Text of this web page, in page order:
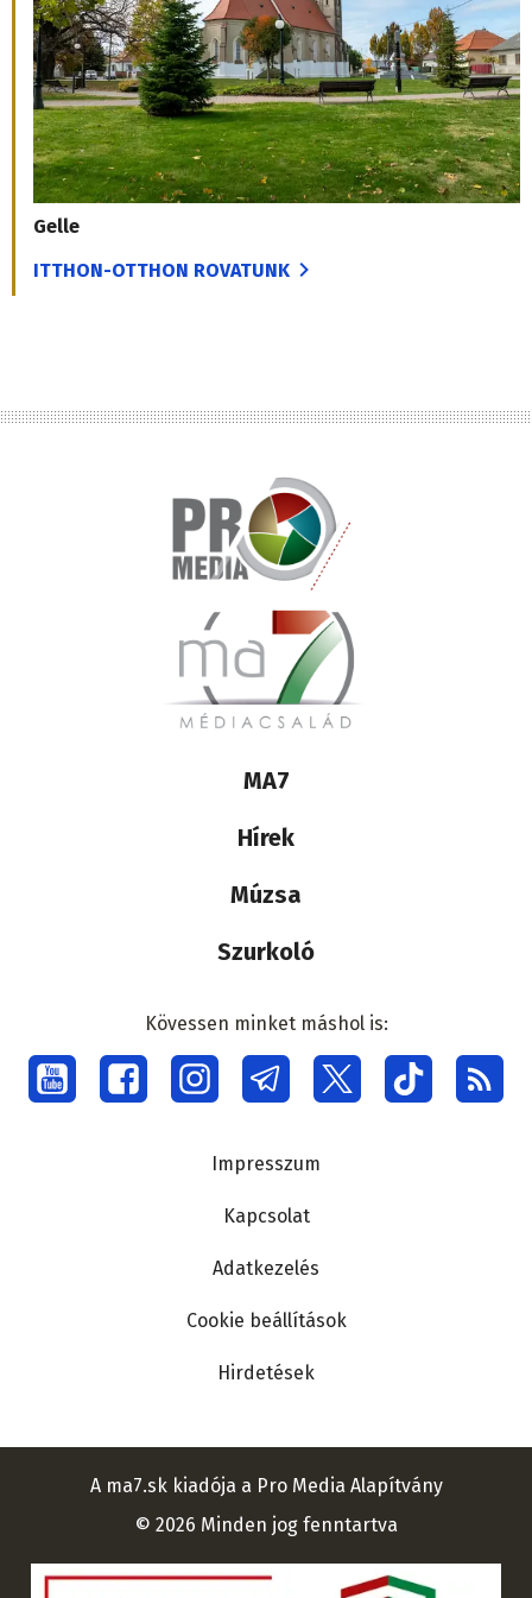
Gelle
ITTHON-OTTHON ROVATUNK
Lábléc
médiacsalád
MA7
Hírek
Múzsa
Szurkoló
Social
menu
Kövessen minket máshol is:
Impresszum
Kapcsolat
Adatkezelés
Cookie beállítások
Hirdetések
A ma7.sk kiadója a Pro Media Alapítvány
© 2026 Minden jog fenntartva